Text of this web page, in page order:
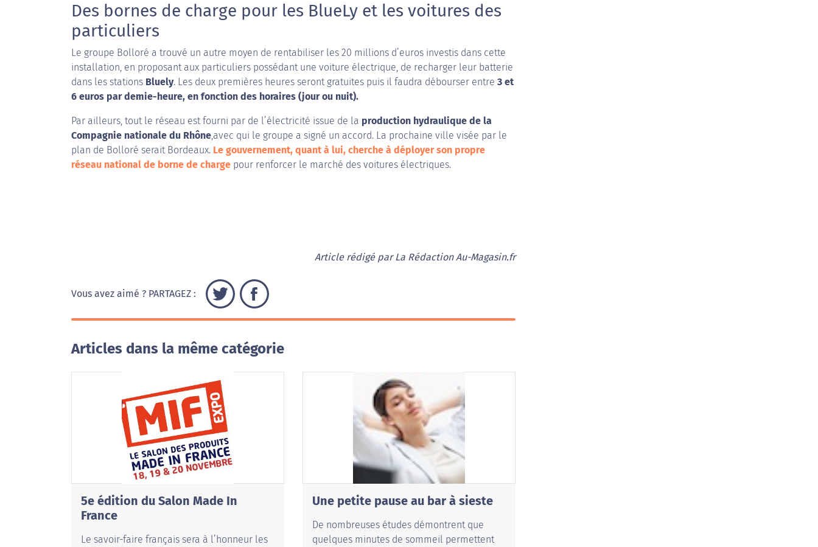
Des bornes de charge pour les BlueLy et les voitures des
particuliers
Le groupe Bolloré a trouvé un autre moyen de rentabiliser les 20 millions d’euros investis dans cette
installation, en proposant aux particuliers possédant une voiture électrique, de recharger leur batterie
dans les stations Bluely. Les deux premières heures seront gratuites puis il faudra débourser entre 3 et
6 euros par demie-heure, en fonction des horaires (jour ou nuit).
Par ailleurs, tout le réseau est fourni par de l’électricité issue de la production hydraulique de la
Compagnie nationale du Rhône,avec qui le groupe a signé un accord. La prochaine ville visée par le
plan de Bolloré serait Bordeaux. Le gouvernement, quant à lui, cherche à déployer son propre
réseau national de borne de charge pour renforcer le marché des voitures électriques.
Article rédigé par La Rédaction Au-Magasin.fr
Vous avez aimé ? PARTAGEZ :
Articles dans la même catégorie
5e édition du Salon Made In
France
Le savoir-faire français sera à l’honneur les
Une petite pause au bar à sieste
De nombreuses études démontrent que
quelques minutes de sommeil permettent